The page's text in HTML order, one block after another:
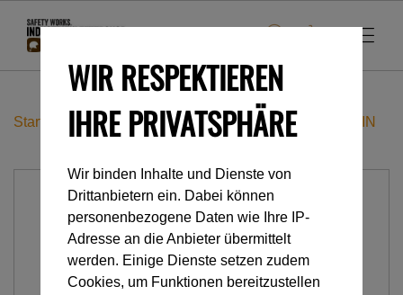
Startseite Industrieklettern Seilrollen 2-Fach TWIN
WIR RESPEKTIEREN
IHRE PRIVATSPHÄRE
Wir binden Inhalte und Dienste von
Drittanbietern ein. Dabei können
personenbezogene Daten wie Ihre IP-
Adresse an die Anbieter übermittelt
werden. Einige Dienste setzen zudem
Cookies, um Funktionen bereitzustellen